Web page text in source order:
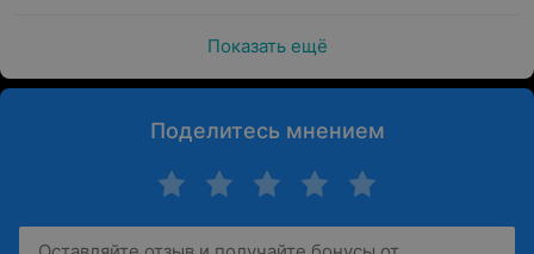
Показать ещё
Поделитесь мнением